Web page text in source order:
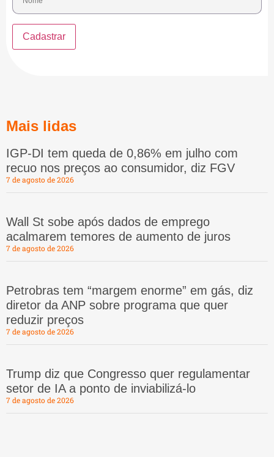
Mais lidas
IGP-DI tem queda de 0,86% em julho com
recuo nos preços ao consumidor, diz FGV
7 de agosto de 2026
Wall St sobe após dados de emprego
acalmarem temores de aumento de juros
7 de agosto de 2026
Petrobras tem “margem enorme” em gás, diz
diretor da ANP sobre programa que quer
reduzir preços
7 de agosto de 2026
Trump diz que Congresso quer regulamentar
setor de IA a ponto de inviabilizá-lo
7 de agosto de 2026